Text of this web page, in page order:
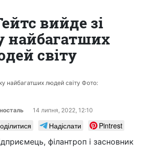
вийде зі
найбагатших
світу
найбагатших людей світу Фото:
14 липня, 2022, 12:10
Надіслати
Pintrest
філантроп і засновник